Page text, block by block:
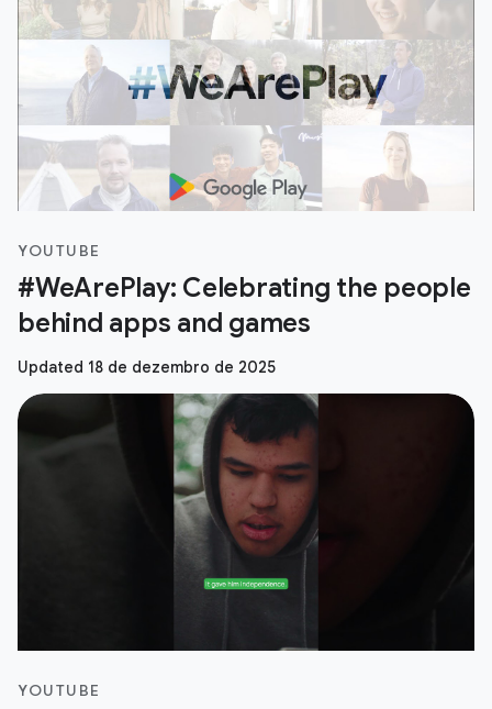
YOUTUBE
#WeArePlay: Celebrating the people
behind apps and games
Updated 18 de dezembro de 2025
YOUTUBE